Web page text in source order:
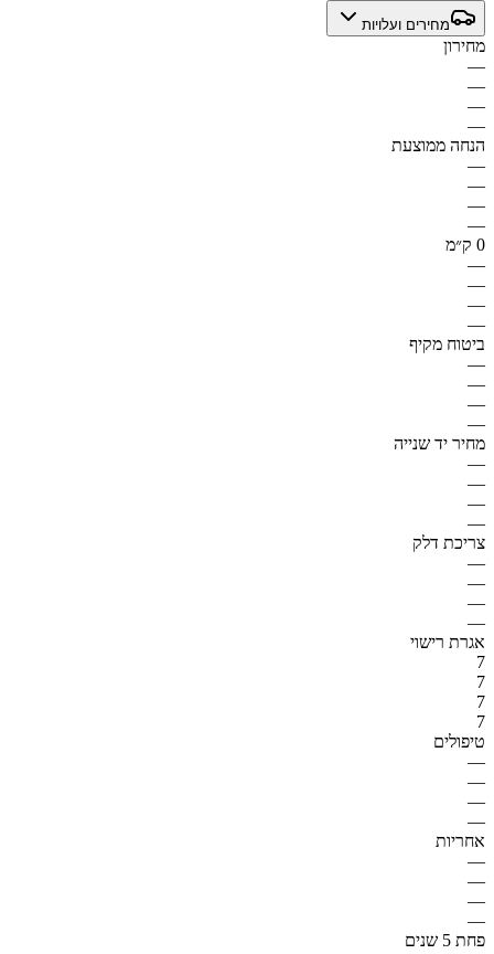
מחירים ועלויות
מחירון
—
—
—
—
הנחה ממוצעת
—
—
—
—
0 ק״מ
—
—
—
—
ביטוח מקיף
—
—
—
—
מחיר יד שנייה
—
—
—
—
צריכת דלק
—
—
—
—
אגרת רישוי
7
7
7
7
טיפולים
—
—
—
—
אחריות
—
—
—
—
פחת 5 שנים